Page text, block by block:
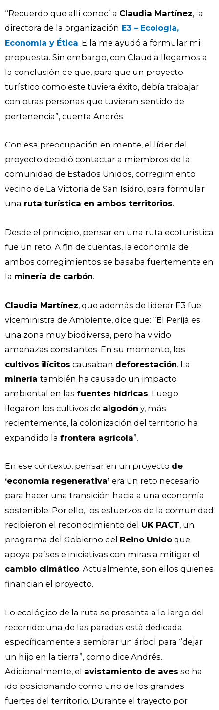
“Recuerdo que allí conocí a Claudia Martínez, la
directora de la organización E3 – Ecología,
Economía y Ética. Ella me ayudó a formular mi
propuesta. Sin embargo, con Claudia llegamos a
la conclusión de que, para que un proyecto
turístico como este tuviera éxito, debía trabajar
con otras personas que tuvieran sentido de
pertenencia”, cuenta Andrés.
Con esa preocupación en mente, el líder del
proyecto decidió contactar a miembros de la
comunidad de Estados Unidos, corregimiento
vecino de La Victoria de San Isidro, para formular
una ruta turística en ambos territorios.
Desde el principio, pensar en una ruta ecoturística
fue un reto. A fin de cuentas, la economía de
ambos corregimientos se basaba fuertemente en
la minería de carbón.
Claudia Martínez, que además de liderar E3 fue
viceministra de Ambiente, dice que: “El Perijá es
una zona muy biodiversa, pero ha vivido
amenazas constantes. En su momento, los
cultivos ilícitos causaban deforestación. La
minería también ha causado un impacto
ambiental en las fuentes hídricas. Luego
llegaron los cultivos de algodón y, más
recientemente, la colonización del territorio ha
expandido la frontera agrícola”.
En ese contexto, pensar en un proyecto de
‘economía regenerativa’ era un reto necesario
para hacer una transición hacia a una economía
sostenible. Por ello, los esfuerzos de la comunidad
recibieron el reconocimiento del UK PACT, un
programa del Gobierno del Reino Unido que
apoya países e iniciativas con miras a mitigar el
cambio climático. Actualmente, son ellos quienes
financian el proyecto.
Lo ecológico de la ruta se presenta a lo largo del
recorrido: una de las paradas está dedicada
específicamente a sembrar un árbol para “dejar
un hijo en la tierra”, como dice Andrés.
Adicionalmente, el avistamiento de aves se ha
ido posicionando como uno de los grandes
fuertes del territorio. Durante el trayecto por